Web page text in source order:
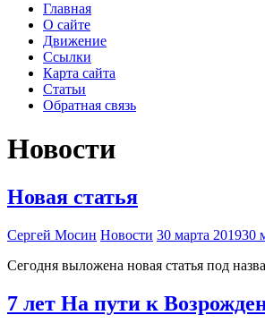
Главная
О сайте
Движение
Ссылки
Карта сайта
Статьи
Обратная связь
Новости
Новая статья
Сергей Мосин Новости 30 марта 201930
Сегодня выложена новая статья под
7 лет На пути к